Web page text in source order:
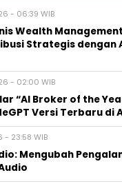
- 06:39 WIB
Wealth
Strategis dengan
- 02:00 WIB
“AI Broker of the
Versi Terbaru di
- 23:58 WIB
Mengubah